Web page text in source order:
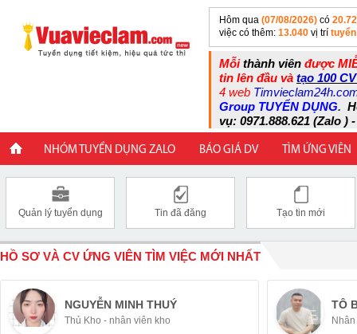
Hôm qua (07/08/2026) có
việc có thêm: 13.040 vị trí
Mỗithành viên được
tin lên đầu và tạo 100
4 web
Group TUYỂN DỤNG.
vụ: 0971.888.621 (Zalo )
NHÓM TUYỂN DỤNG ZALO BÁO GIÁ DV TÌM ỨNG VIÊN
Quản lý tuyển dụng Tin đã đăng Tạo tin mới
HỒ SƠ VÀ CV ỨNG VIÊN TÌM VIỆC MỚI NHẤT
NGUYỄN MINH THUÝ
Thủ Kho - nhân viên kho
TÔ